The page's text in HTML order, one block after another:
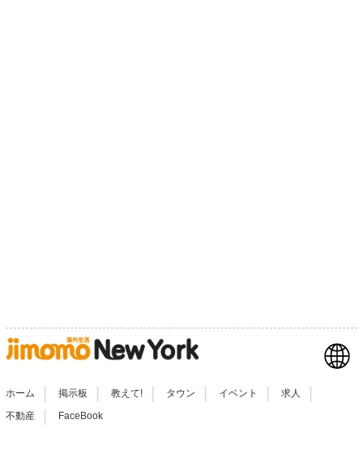
ホーム 掲示板 教えて! タウン イベント 求人
不動産 | FaceBook